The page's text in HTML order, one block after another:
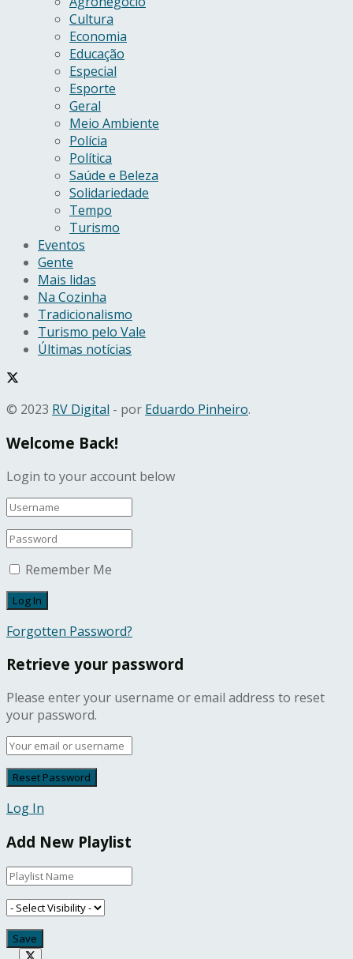
Cultura
Economia
Educação
Especial
Esporte
Geral
Meio Ambiente
Polícia
Política
Saúde e Beleza
Solidariedade
Tempo
Turismo
Eventos
Gente
Mais lidas
Na Cozinha
Tradicionalismo
Turismo pelo Vale
Últimas notícias
© 2023 RV Digital - por Eduardo Pinheiro.
Welcome Back!
Login to your account below
Remember Me
Forgotten Password?
Retrieve your password
Please enter your username or email address to reset
your password.
Log In
Add New Playlist